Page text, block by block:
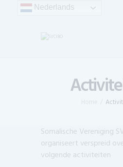
Home
Somalische Vereniging
organiseert verspreid
volgende activiteiten
Nederlands